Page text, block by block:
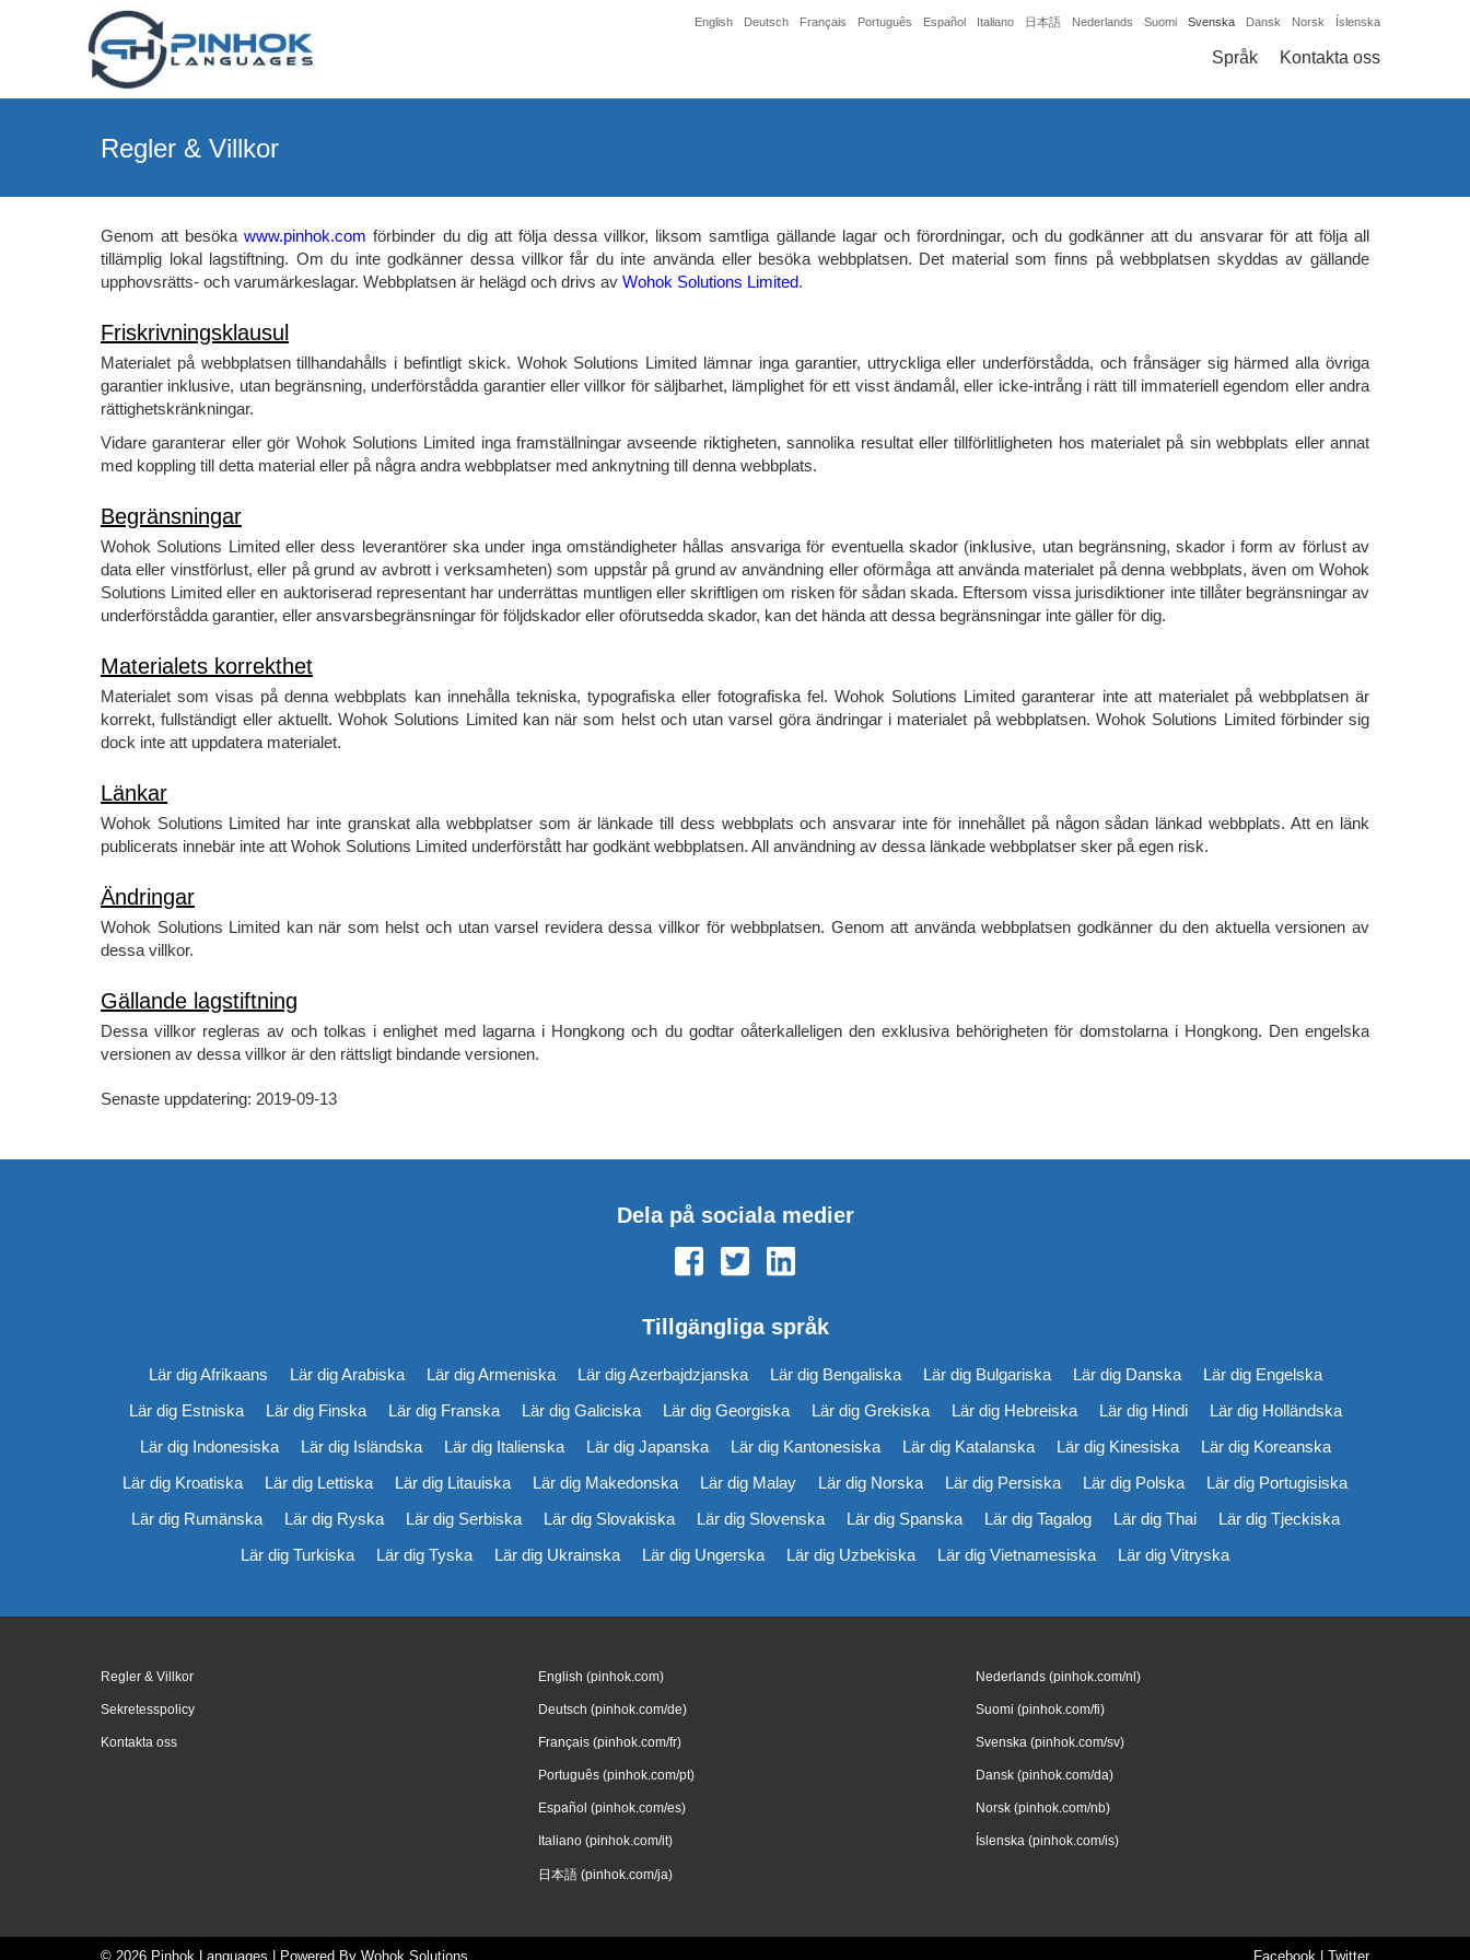
English Deutsch Français Português Español Italiano 日本語 Nederlands Suomi Svenska Dansk Norsk Íslenska
Språk Kontakta oss
Regler & Villkor
Genom att besökawww.pinhok.com förbinder du dig att följa dessa villkor, liksom samtliga gällande lagar och förordningar, och du godkänner att du ansvarar för att följa all
tillämplig lokal lagstiftning. Om du inte godkänner dessa villkor får du inte använda eller besöka webbplatsen. Det material som finns på webbplatsen skyddas av gällande
upphovsrätts- och varumärkeslagar. Webbplatsen är helägd och drivs av Wohok Solutions Limited.
Friskrivningsklausul
Materialet på webbplatsen tillhandahålls i befintligt skick. Wohok Solutions Limited lämnar inga garantier, uttryckliga eller underförstådda, och frånsäger sig härmed alla övriga
garantier inklusive, utan begränsning, underförstådda garantier eller villkor för säljbarhet, lämplighet för ett visst ändamål, eller icke-intrång i rätt till immateriell egendom eller andra
rättighetskränkningar.
Vidare garanterar eller gör Wohok Solutions Limited inga framställningar avseende riktigheten, sannolika resultat eller tillförlitligheten hos materialet på sin webbplats eller annat
med koppling till detta material eller på några andra webbplatser med anknytning till denna webbplats.
Begränsningar
Wohok Solutions Limited eller dess leverantörer ska under inga omständigheter hållas ansvariga för eventuella skador (inklusive, utan begränsning, skador i form av förlust av
data eller vinstförlust, eller på grund av avbrott i verksamheten) som uppstår på grund av användning eller oförmåga att använda materialet på denna webbplats, även om Wohok
Solutions Limited eller en auktoriserad representant har underrättas muntligen eller skriftligen om risken för sådan skada. Eftersom vissa jurisdiktioner inte tillåter begränsningar av
underförstådda garantier, eller ansvarsbegränsningar för följdskador eller oförutsedda skador, kan det hända att dessa begränsningar inte gäller för dig.
Materialets korrekthet
Materialet som visas på denna webbplats kan innehålla tekniska, typografiska eller fotografiska fel. Wohok Solutions Limited garanterar inte att materialet på webbplatsen är
korrekt, fullständigt eller aktuellt. Wohok Solutions Limited kan när som helst och utan varsel göra ändringar i materialet på webbplatsen. Wohok Solutions Limited förbinder sig
dock inte att uppdatera materialet.
Länkar
Wohok Solutions Limited har inte granskat alla webbplatser som är länkade till dess webbplats och ansvarar inte för innehållet på någon sådan länkad webbplats. Att en länk
publicerats innebär inte att Wohok Solutions Limited underförstått har godkänt webbplatsen. All användning av dessa länkade webbplatser sker på egen risk.
Ändringar
Wohok Solutions Limited kan när som helst och utan varsel revidera dessa villkor för webbplatsen. Genom att använda webbplatsen godkänner du den aktuella versionen av
dessa villkor.
Gällande lagstiftning
Dessa villkor regleras av och tolkas i enlighet med lagarna i Hongkong och du godtar oåterkalleligen den exklusiva behörigheten för domstolarna i Hongkong. Den engelska
versionen av dessa villkor är den rättsligt bindande versionen.
Senaste uppdatering: 2019-09-13
Dela på sociala medier
Tillgängliga språk
Lär dig Afrikaans Lär dig Arabiska Lär dig Armeniska Lär dig Azerbajdzjanska Lär dig Bengaliska Lär dig Bulgariska Lär dig Danska
Lär dig Engelska
Lär dig Estniska
Lär dig Finska Lär dig Franska Lär dig Galiciska Lär dig Georgiska Lär dig Grekiska Lär dig Hebreiska Lär dig Hindi
Lär dig Holländska
Lär dig Indonesiska
Lär dig Isländska Lär dig Italienska Lär dig Japanska Lär dig Kantonesiska Lär dig Katalanska Lär dig Kinesiska
Lär dig Koreanska
Lär dig Kroatiska
Lär dig Lettiska Lär dig Litauiska Lär dig Makedonska Lär dig Malay Lär dig Norska Lär dig Persiska Lär dig Polska
Lär dig Portugisiska
Lär dig Rumänska
Lär dig Ryska Lär dig Serbiska Lär dig Slovakiska Lär dig Slovenska Lär dig Spanska Lär dig Tagalog Lär dig Thai
Lär dig Tjeckiska
Lär dig Turkiska
Lär dig Tyska Lär dig Ukrainska Lär dig Ungerska Lär dig Uzbekiska Lär dig Vietnamesiska Lär dig Vitryska
Regler & Villkor
Sekretesspolicy
Kontakta oss
English (pinhok.com)
Deutsch (pinhok.com/de)
Français (pinhok.com/fr)
Português (pinhok.com/pt)
Español (pinhok.com/es)
Italiano (pinhok.com/it)
日本語 (pinhok.com/ja)
Nederlands (pinhok.com/nl)
Suomi (pinhok.com/fi)
Svenska (pinhok.com/sv)
Dansk (pinhok.com/da)
Norsk (pinhok.com/nb)
Íslenska (pinhok.com/is)
Facebook Twitter
© 2026 Pinhok Languages | Powered By Wohok Solutions